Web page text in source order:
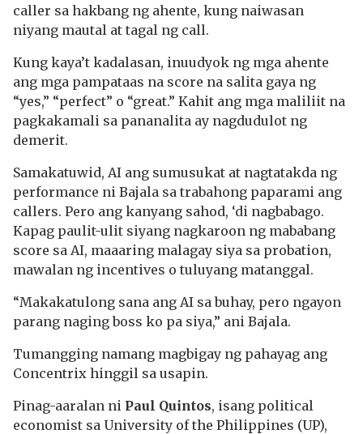
caller sa hakbang ng ahente, kung naiwasan
niyang mautal at tagal ng call.
Kung kaya’t kadalasan, inuudyok ng mga ahente
ang mga pampataas na score na salita gaya ng
“yes,” “perfect” o “great.” Kahit ang mga maliliit na
pagkakamali sa pananalita ay nagdudulot ng
demerit.
Samakatuwid, AI ang sumusukat at nagtatakda ng
performance ni Bajala sa trabahong paparami ang
callers. Pero ang kanyang sahod, ‘di nagbabago.
Kapag paulit-ulit siyang nagkaroon ng mababang
score sa AI, maaaring malagay siya sa probation,
mawalan ng incentives o tuluyang matanggal.
“Makakatulong sana ang AI sa buhay, pero ngayon
parang naging boss ko pa siya,” ani Bajala.
Tumangging namang magbigay ng pahayag ang
Concentrix hinggil sa usapin.
Pinag-aaralan ni Paul Quintos, isang political
economist sa University of the Philippines (UP),